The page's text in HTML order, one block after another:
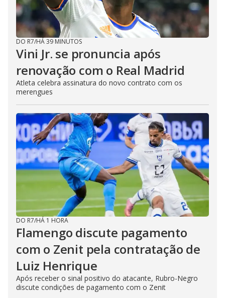
DO R7/HÁ 39 MINUTOS
Vini Jr. se pronuncia após
renovação com o Real Madrid
Atleta celebra assinatura do novo contrato com os
merengues
DO R7/HÁ 1 HORA
Flamengo discute pagamento
com o Zenit pela contratação de
Luiz Henrique
Após receber o sinal positivo do atacante, Rubro-Negro
discute condições de pagamento com o Zenit